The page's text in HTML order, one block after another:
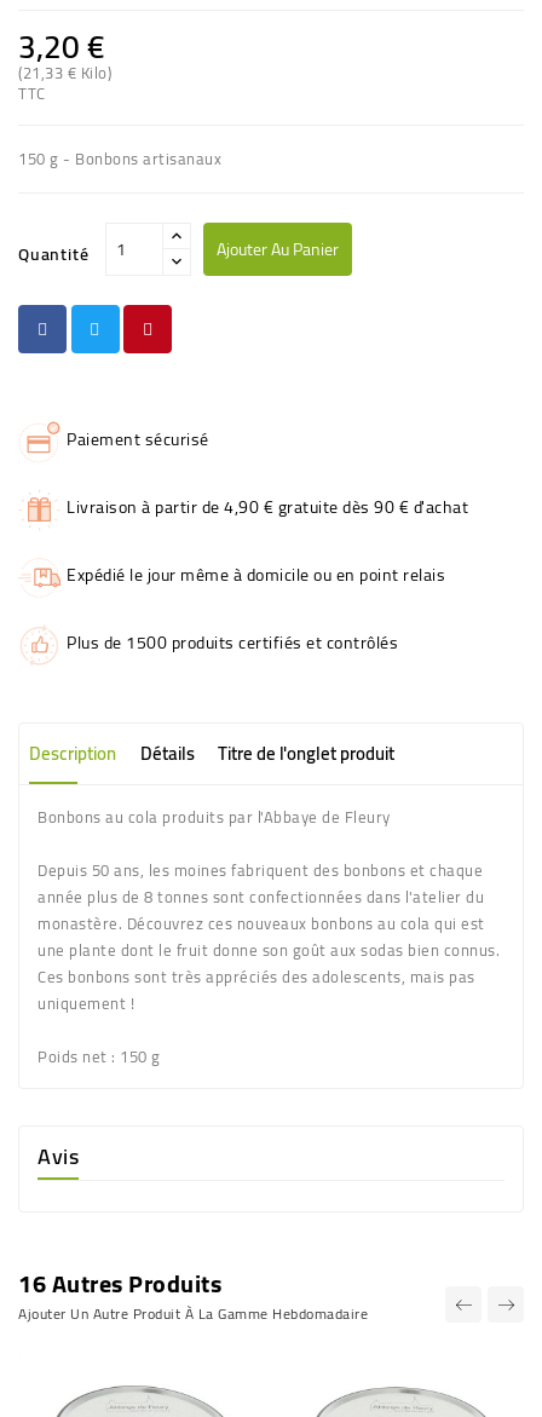
3,20 €
(21,33 € Kilo)
TTC
150 g - Bonbons artisanaux
Quantité Ajouter Au Panier
Paiement sécurisé
Livraison à partir de 4,90 € gratuite dès 90 € d'achat
Expédié le jour même à domicile ou en point relais
Plus de 1500 produits certifiés et contrôlés
Description Détails Titre de l'onglet produit
Bonbons au cola produits par l'Abbaye de Fleury
Depuis 50 ans, les moines fabriquent des bonbons et chaque
année plus de 8 tonnes sont confectionnées dans l'atelier du
monastère. Découvrez ces nouveaux bonbons au cola qui est
une plante dont le fruit donne son goût aux sodas bien connus.
Ces bonbons sont très appréciés des adolescents, mais pas
uniquement !
Poids net : 150 g
Avis
16 Autres Produits
Ajouter Un Autre Produit À La Gamme Hebdomadaire